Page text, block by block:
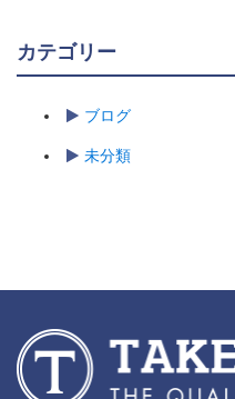
カテゴリー
ブログ
未分類